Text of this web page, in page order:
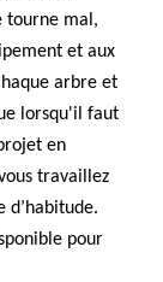
tourne mal,
et aux
arbre et
lorsqu'il faut
en
travaillez
d’habitude.
pour